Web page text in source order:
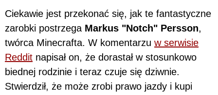
Ciekawie jest przekonać się, jak te fantastyczne
zarobki postrzega Markus "Notch" Persson,
twórca Minecrafta. W komentarzu w serwisie
Reddit napisał on, że dorastał w stosunkowo
biednej rodzinie i teraz czuje się dziwnie.
Stwierdził, że może zrobi prawo jazdy i kupi